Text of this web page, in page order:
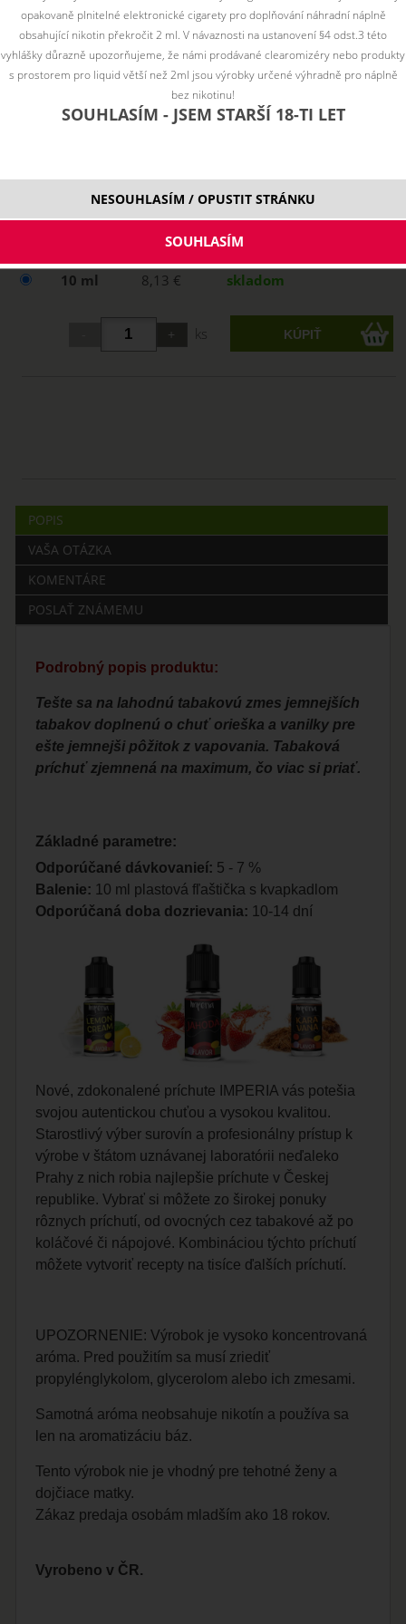
10 ml
8,13 € skladom
ks
POPIS
VAŠA OTÁZKA
KOMENTÁRE
POSLAŤ ZNÁMEMU
Podrobný popis produktu:
Tešte sa na lahodnú tabakovú zmes jemnejších
tabakov doplnenú o chuť orieška a vanilky pre
ešte jemnejši pôžitok z vapovania. Tabaková
príchuť zjemnená na maximum, čo viac si priať.
Základné parametre:
Odporúčané dávkovanieí: 5 - 7 %
Balenie: 10 ml plastová fľaštička s kvapkadlom
Odporúčaná doba dozrievania: 10-14 dní
Nové, zdokonalené príchute IMPERIA vás potešia
svojou autentickou chuťou a vysokou kvalitou.
Starostlivý výber surovín a profesionálny prístup k
výrobe v štátom uznávanej laboratórii neďaleko
Prahy z nich robia najlepšie príchute v Českej
republike. Vybrať si môžete zo širokej ponuky
rôznych príchutí, od ovocných cez tabakové až po
koláčové či nápojové. Kombináciou týchto príchutí
môžete vytvoriť recepty na tisíce ďalších príchutí.
UPOZORNENIE: Výrobok je vysoko koncentrovaná
aróma. Pred použitím sa musí zriediť
propylénglykolom, glycerolom alebo ich zmesami.
Samotná aróma neobsahuje nikotín a používa sa
len na aromatizáciu báz.
Tento výrobok nie je vhodný pre tehotné ženy a
dojčiace matky.
Zákaz predaja osobám mladším ako 18 rokov.
Vyrobeno v ČR.
opakovaně plnitelné elektronické cigarety pro doplňování náhradní náplně
obsahující nikotin překročit 2 ml. V návaznosti na ustanovení §4 odst.3 této
vyhlášky důrazně upozorňujeme, že námi prodávané clearomizéry nebo produkty
s prostorem pro liquid větší než 2ml jsou výrobky určené výhradně pro náplně
bez nikotinu!
SOUHLASÍM - JSEM STARŠÍ 18-TI LET
NESOUHLASÍM / OPUSTIT STRÁNKU